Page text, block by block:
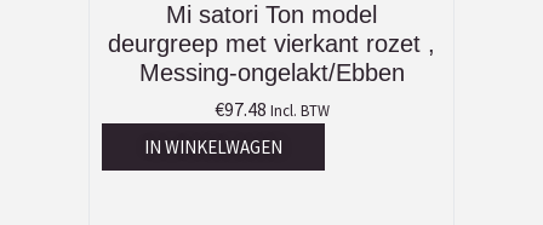
Mi satori Ton model
deurgreep met vierkant rozet ,
Messing-ongelakt/Ebben
€97.48 Incl. BTW
IN WINKELWAGEN